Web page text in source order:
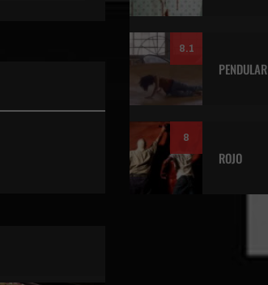
8.1
PENDULAR
8
ROJO